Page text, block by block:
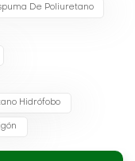
De Poliuretano
Hidrófobo